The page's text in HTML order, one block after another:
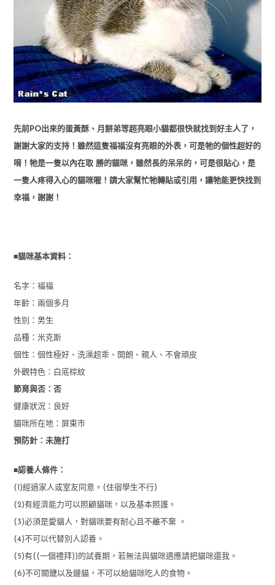
先前PO出來的蛋黃酥、月餅弟等超亮眼小貓都很快就找到好主人了，
謝謝大家的支持！雖然這隻福福沒有亮眼的外表，可是牠的個性超好的
唷！牠是一隻以內在取 勝的貓咪，雖然長的呆呆的，可是很貼心，是
一隻人疼得入心的貓咪喔！請大家幫忙牠轉貼或引用，讓牠能更快找到
幸福，謝謝！
■貓咪基本資料：
名字：福福
年齡：兩個多月
性別：男生
品種：米克斯
個性：個性極好、洗澡超乖、開朗、親人、不會頑皮
外觀特色：白底棕紋
節育與否：否
健康狀況：良好
貓咪所在地：屏東市
預防針：未施打
■認養人條件：
(1)經過家人或室友同意。(住宿學生不行)
(2)有經濟能力可以照顧貓咪，以及基本照護。
(3)必須是愛貓人，對貓咪要有耐心且不離不棄 。
(4)不可以代替別人認養。
(5)有((一個禮拜))的試養期，若無法與貓咪適應請把貓咪還我。
(6)不可關籠以及鏈貓，不可以給貓咪吃人的食物。